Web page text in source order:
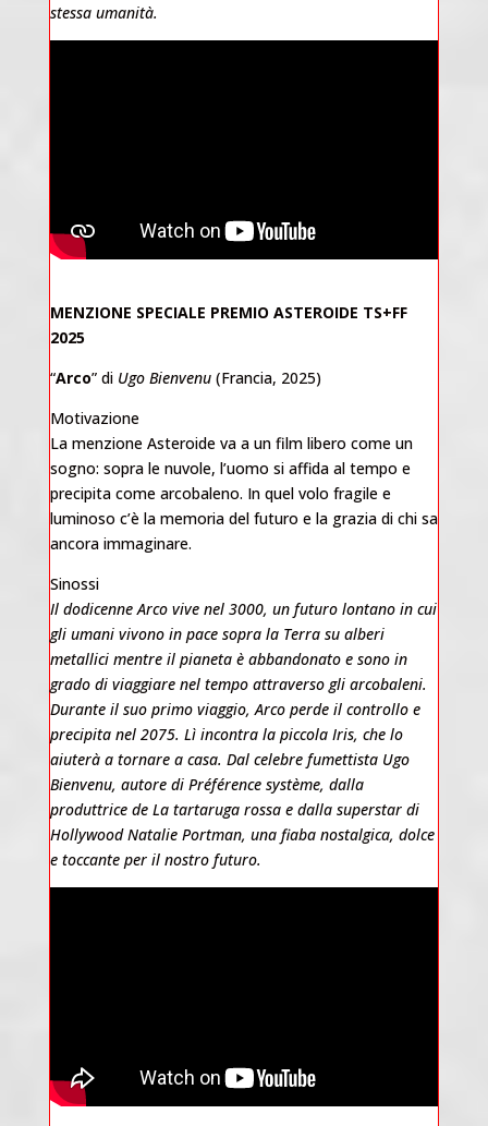
stessa umanità.
MENZIONE SPECIALE PREMIO ASTEROIDE TS+FF
2025
“Arco” di Ugo Bienvenu(Francia, 2025)
Motivazione
La menzione Asteroide va a un film libero come un
sogno: sopra le nuvole, l’uomo si affida al tempo e
precipita come arcobaleno. In quel volo fragile e
luminoso c’è la memoria del futuro e la grazia di chi sa
ancora immaginare.
Sinossi
Il dodicenne Arco vive nel 3000, un futuro lontano in cui
gli umani vivono in pace sopra la Terra su alberi
metallici mentre il pianeta è abbandonato e sono in
grado di viaggiare nel tempo attraverso gli arcobaleni.
Durante il suo primo viaggio, Arco perde il controllo e
precipita nel 2075. Lì incontra la piccola Iris, che lo
aiuterà a tornare a casa. Dal celebre fumettista Ugo
Bienvenu, autore di Préférence système, dalla
produttrice de La tartaruga rossa e dalla superstar di
Hollywood Natalie Portman, una fiaba nostalgica, dolce
e toccante per il nostro futuro.